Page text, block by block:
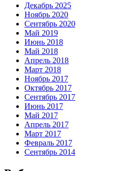
Декабрь 2025
Ноябрь 2020
Сентябрь 2020
Май 2019
Июнь 2018
Май 2018
Апрель 2018
Март 2018
Ноябрь 2017
Октябрь 2017
Сентябрь 2017
Июнь 2017
Май 2017
Апрель 2017
Март 2017
Февраль 2017
Сентябрь 2014